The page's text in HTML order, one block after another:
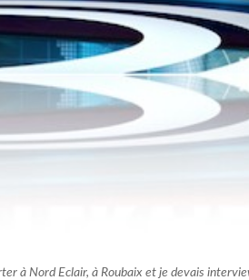
à Nord Eclair, à Roubaix et je devais